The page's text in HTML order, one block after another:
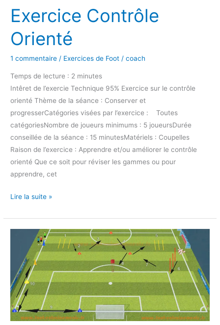
Exercice Contrôle
Orienté
1 commentaire / Exercices de Foot /coach
Temps de lecture : 2 minutes
Intêret de l’exercie Technique 95% Exercice sur le contrôle
orienté Thème de la séance : Conserver et
progresserCatégories visées par l’exercice : Toutes
catégoriesNombre de joueurs minimums : 5 joueursDurée
conseillée de la séance : 15 minutesMatériels : Coupelles
Raison de l’exercice : Apprendre et/ou améliorer le contrôle
orienté Que ce soit pour réviser les gammes ou pour
apprendre, cet
Lire la suite »
Parcours
Physique
avec
Frappe